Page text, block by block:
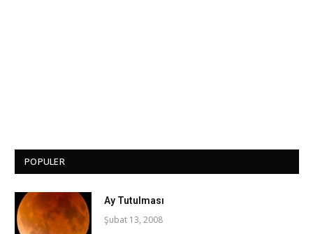
POPULER
Ay Tutulması
Şubat 13, 2008